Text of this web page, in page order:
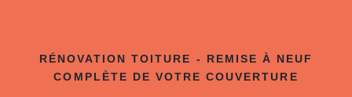
RÉNOVATION TOITURE - REMISE À NEUF
COMPLÈTE DE VOTRE COUVERTURE